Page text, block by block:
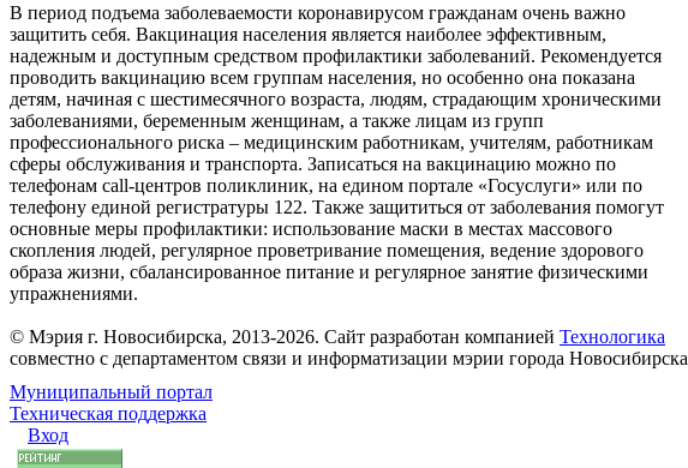
В период подъема заболеваемости коронавирусом гражданам очень важно
защитить себя. Вакцинация населения является наиболее эффективным,
надежным и доступным средством профилактики заболеваний. Рекомендуется
проводить вакцинацию всем группам населения, но особенно она показана
детям, начиная с шестимесячного возраста, людям, страдающим хроническими
заболеваниями, беременным женщинам, а также лицам из групп
профессионального риска – медицинским работникам, учителям, работникам
сферы обслуживания и транспорта. Записаться на вакцинацию можно по
телефонам call-центров поликлиник, на едином портале «Госуслуги» или по
телефону единой регистратуры 122. Также защититься от заболевания помогут
основные меры профилактики: использование маски в местах массового
скопления людей, регулярное проветривание помещения, ведение здорового
образа жизни, сбалансированное питание и регулярное занятие физическими
упражнениями.
© Мэрия г. Новосибирска, 2013-2026. Сайт разработан компанией Технологика
совместно с департаментом связи и информатизации мэрии города Новосибирска
Муниципальный портал
Техническая поддержка
Вход